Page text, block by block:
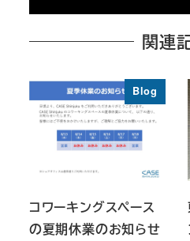
関連
Blog
コワーキングスペース
の夏期休業のお知らせ